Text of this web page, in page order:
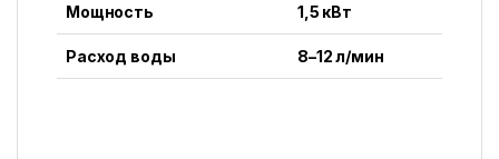
Мощность 1,5 кВт
Расход воды 8–12 л/мин